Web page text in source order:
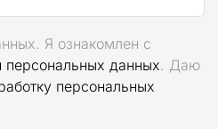
Я ознакомлен с
персональных данных. Даю
персональных